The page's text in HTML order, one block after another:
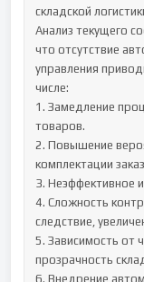
складской
Анализ текущего
что отсутствие
управления
числе:
1. Замедление
товаров.
2. Повышение
комплектации
3. Неэффективное
4. Сложность
следствие,
5. Зависимость от
прозрачность
6. Внедрение